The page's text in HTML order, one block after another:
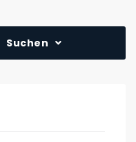
Suchen